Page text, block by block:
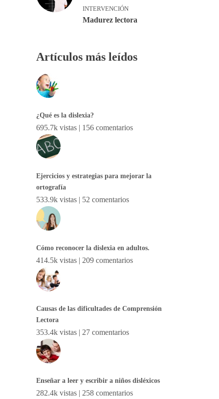
INTERVENCIÓN
Madurez lectora
Artículos más leídos
¿Qué es la dislexia?
695.7k vistas | 156 comentarios
Ejercicios y estrategias para mejorar la
ortografía
533.9k vistas | 52 comentarios
Cómo reconocer la dislexia en adultos.
414.5k vistas | 209 comentarios
Causas de las dificultades de Comprensión
Lectora
353.4k vistas | 27 comentarios
Enseñar a leer y escribir a niños disléxicos
282.4k vistas | 258 comentarios